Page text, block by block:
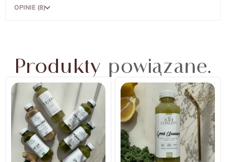
OPINIE (8)
Produkty powiązane.